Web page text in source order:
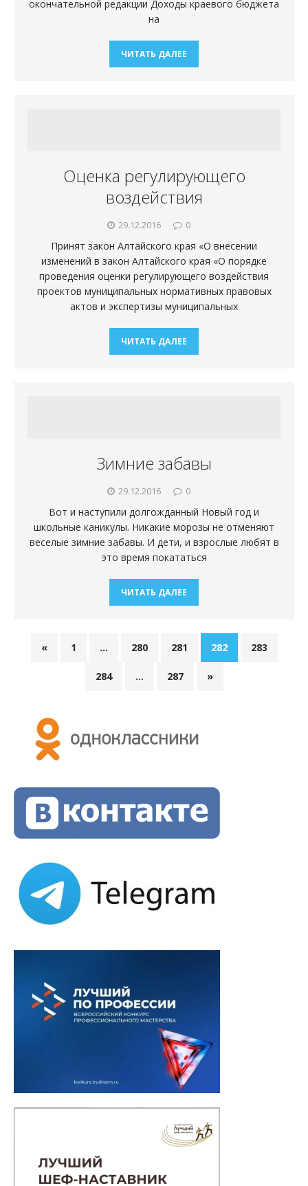
окончательной редакции Доходы краевого бюджета
на
ЧИТАТЬ ДАЛЕЕ
Оценка регулирующего
воздействия
29.12.2016 0
Принят закон Алтайского края «О внесении
изменений в закон Алтайского края «О порядке
проведения оценки регулирующего воздействия
проектов муниципальных нормативных правовых
актов и экспертизы муниципальных
ЧИТАТЬ ДАЛЕЕ
Зимние забавы
29.12.2016 0
Вот и наступили долгожданный Новый год и
школьные каникулы. Никакие морозы не отменяют
веселые зимние забавы. И дети, и взрослые любят в
это время покататься
ЧИТАТЬ ДАЛЕЕ
« 1 … 280 281 282 283
284 … 287 »